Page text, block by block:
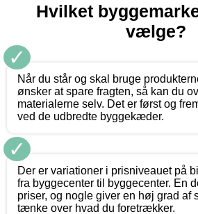
Hvilket
vælge?
✓
Når du står og skal bruge
ønsker at spare fragten, så kan du
materialerne selv. Det er først og
ved de udbredte byggekæder.
✓
Der er variationer i prisniveauet på
fra byggecenter til byggecenter. En
priser, og nogle giver en høj grad af
tænke over hvad du foretrækker.